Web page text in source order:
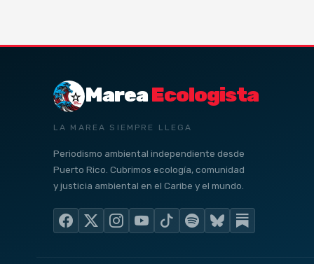
MareaEcologista
LA MAREA SIEMPRE LLEGA
Periodismo ambiental independiente desde
Puerto Rico. Cubrimos ecología, comunidad
y justicia ambiental en el Caribe y el mundo.